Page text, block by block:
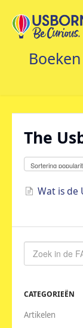
The
Wat is de
CATEGORIEËN
Artikelen